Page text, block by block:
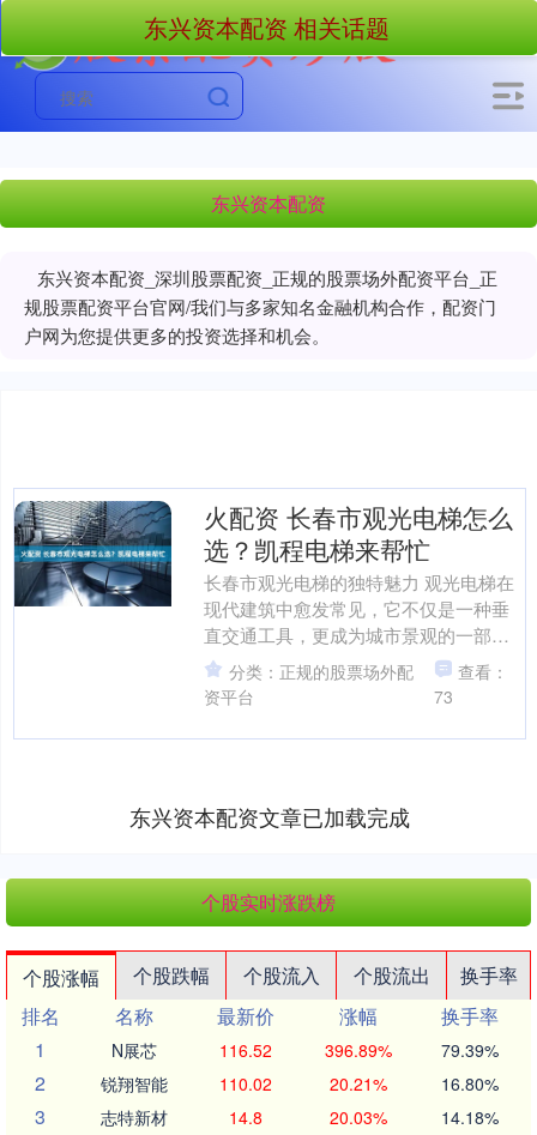
东兴资本配资
东兴资本配资_深圳股票配资_正规的股票场外配资平台_正
规股票配资平台官网/我们与多家知名金融机构合作，配资门
户网为您提供更多的投资选择和机会。
东兴资本配资 相关话题
火配资 长春市观光电梯怎么
选？凯程电梯来帮忙
长春市观光电梯的独特魅力 观光电梯在
现代建筑中愈发常见，它不仅是一种垂
直交通工具，更成为城市景观的一部
分。在长春市，不同场所的观光电梯为
人们带来了别样的体验。比....
分类：正规的股票场外配
资平台
查看：
73
东兴资本配资文章已加载完成
个股实时涨跌榜
个股涨幅 个股跌幅 个股流入 个股流出
换手率
排名
名称 最新价 涨幅
换手率
1
N展芯 116.52 396.89% 79.39%
2 锐翔智能 110.02 20.21% 16.80%
3 志特新材 14.8 20.03% 14.18%